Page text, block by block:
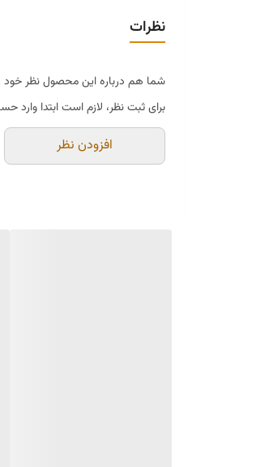
نظرات
شما هم درباره این محصول نظر خود
برای ثبت نظر، لازم است ابتدا وارد
افزودن نظر